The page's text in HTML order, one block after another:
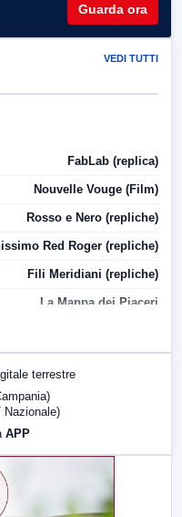
Guarda ora
VEDI TUTTI
FabLab (replica)
Nouvelle Vouge (Film)
Rosso e Nero (repliche)
Red Roger (repliche)
Fili Meridiani (repliche)
La Mappa dei Piaceri
LabNews (replica)
terrestre
Nazionale)
APP